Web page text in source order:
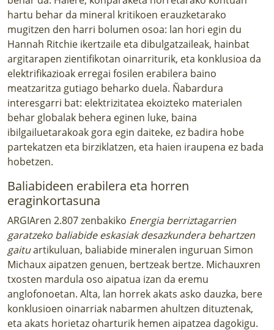
hartu behar da mineral kritikoen erauzketarako
mugitzen den harri bolumen osoa: lan hori egin du
Hannah Ritchie ikertzaile eta dibulgatzaileak, hainbat
argitarapen zientifikotan oinarriturik, eta konklusioa da
elektrifikazioak erregai fosilen erabilera baino
meatzaritza gutiago beharko duela. Ñabardura
interesgarri bat: elektrizitatea ekoizteko materialen
behar globalak behera eginen luke, baina
ibilgailuetarakoak gora egin daiteke, ez badira hobe
partekatzen eta birziklatzen, eta haien iraupena ez bada
hobetzen.
Baliabideen erabilera eta horren
eraginkortasuna
ARGIAren 2.807 zenbakiko Energia berriztagarrien
garatzeko baliabide eskasiak desazkundera behartzen
gaituartikuluan, baliabide mineralen inguruan Simon
Michaux aipatzen genuen, bertzeak bertze. Michauxren
txosten mardula oso aipatua izan da eremu
anglofonoetan. Alta, lan horrek akats asko dauzka, bere
konklusioen oinarriak nabarmen ahultzen dituztenak,
eta akats horietaz oharturik hemen aipatzea dagokigu.